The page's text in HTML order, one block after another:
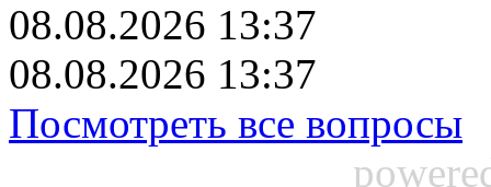
08.08.2026 13:37
08.08.2026 13:37
Посмотреть все вопросы